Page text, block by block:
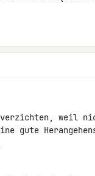
verzichten, weil
gute